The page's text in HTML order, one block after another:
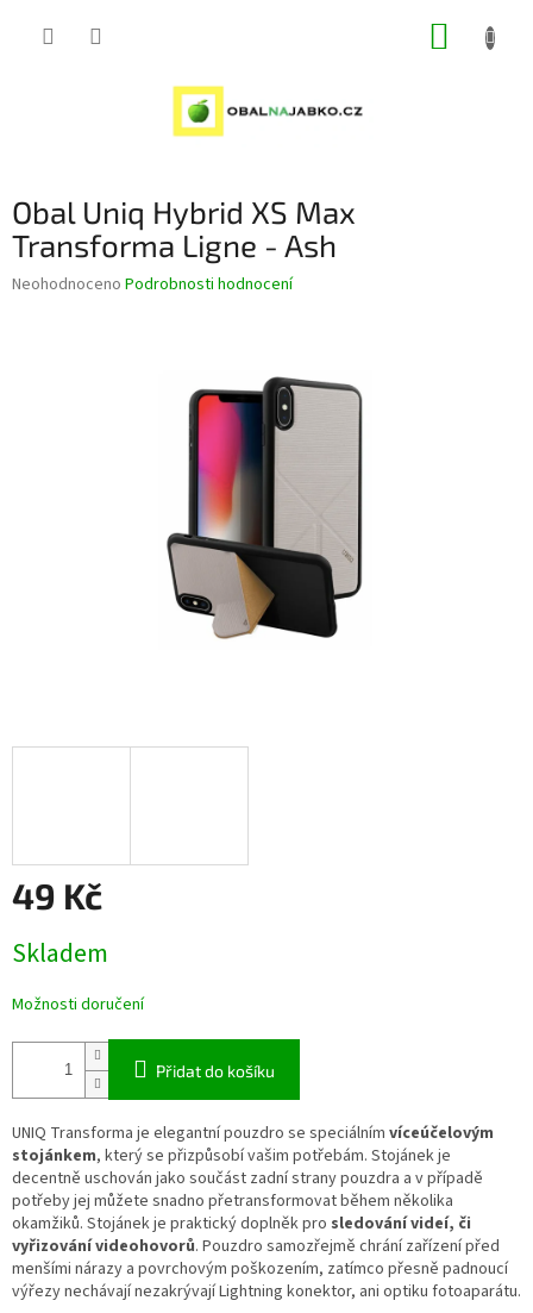
Obal Uniq Hybrid XS Max
Transforma Ligne - Ash
Průměrné
Neohodnoceno Podrobnosti hodnocení
49 Kč
cena:
Skladem
Možnosti doručení
Přidat do košíku
UNIQ Transforma je elegantní pouzdro se speciálním víceúčelovým
stojánkem, který se přizpůsobí vašim potřebám. Stojánek je
decentně uschován jako součást zadní strany pouzdra a v případě
potřeby jej můžete snadno přetransformovat během několika
okamžiků. Stojánek je praktický doplněk pro sledování videí, či
vyřizování videohovorů. Pouzdro samozřejmě chrání zařízení před
menšími nárazy a povrchovým poškozením, zatímco přesně padnoucí
výřezy nechávají nezakrývají Lightning konektor, ani optiku fotoaparátu.